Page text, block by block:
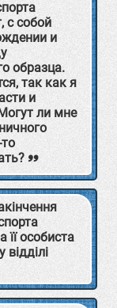
с собой
и
образца.
так как я
и
ли мне
її особиста